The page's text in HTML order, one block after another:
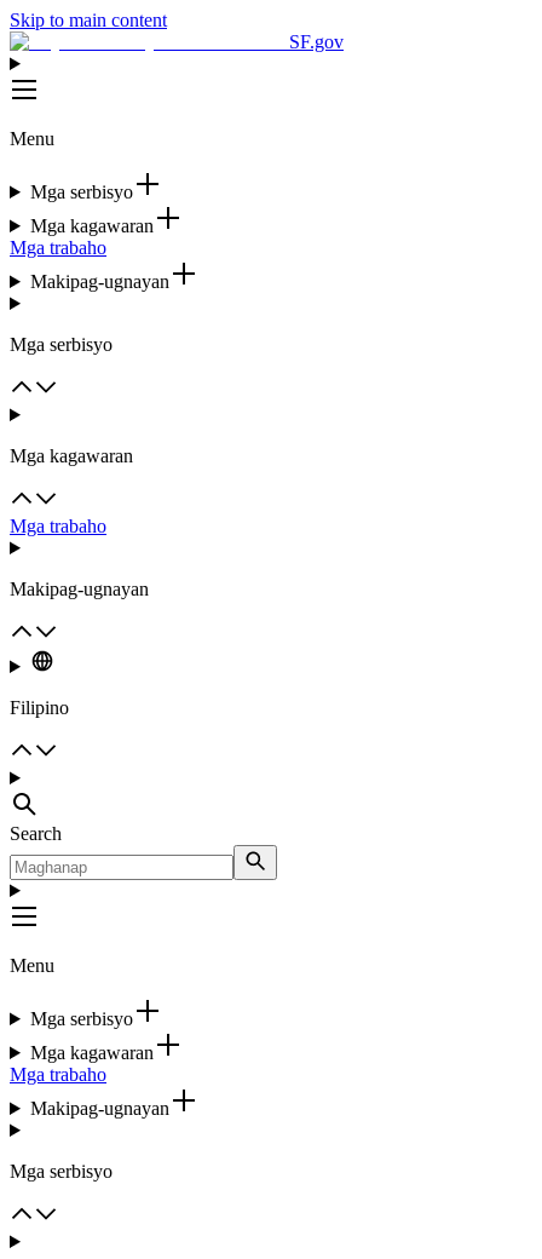
Skip to main content
SF.gov
Menu
Mga serbisyo
Mga kagawaran
Mga trabaho
Makipag-ugnayan
Mga serbisyo
Mga kagawaran
Mga trabaho
Makipag-ugnayan
Filipino
Search
Menu
Mga serbisyo
Mga kagawaran
Mga trabaho
Makipag-ugnayan
Mga serbisyo